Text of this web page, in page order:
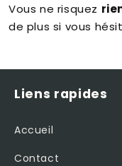
Vous ne risquez
de plus si vous
Liens rapides
Accueil
Contact